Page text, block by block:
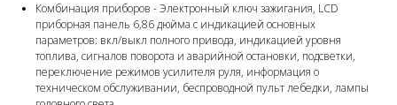
Комбинация приборов - Электронный ключ зажигания, LCD
приборная панель 6,86 дюйма с индикацией основных
параметров: вкл/выкл полного привода, индикацией уровня
топлива, сигналов поворота и аварийной остановки, подсветки,
переключение режимов усилителя руля, информация о
техническом обслуживании, беспроводной пульт лебедки, лампы